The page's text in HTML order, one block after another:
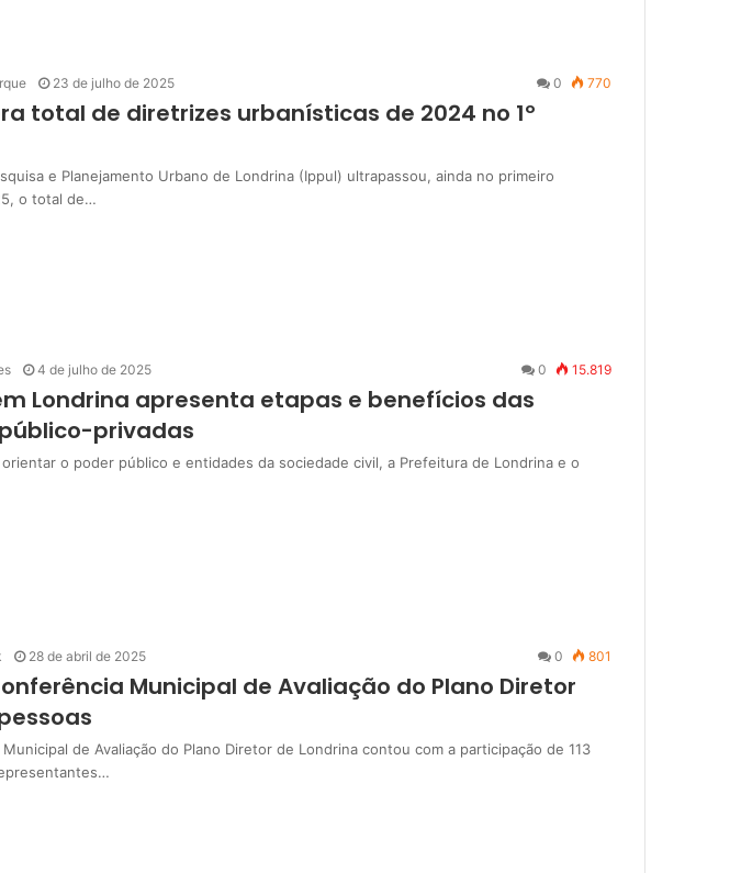
23 de julho de 2025 0 770
total de diretrizes urbanísticas de 2024 no 1º
e Planejamento Urbano de Londrina (Ippul) ultrapassou, ainda no primeiro
o total de…
4 de julho de 2025 0 15.819
Londrina apresenta etapas e benefícios das
privadas
o poder público e entidades da sociedade civil, a Prefeitura de Londrina e o
28 de abril de 2025 0 801
Municipal de Avaliação do Plano Diretor
Municipal de Avaliação do Plano Diretor de Londrina contou com a participação de 113